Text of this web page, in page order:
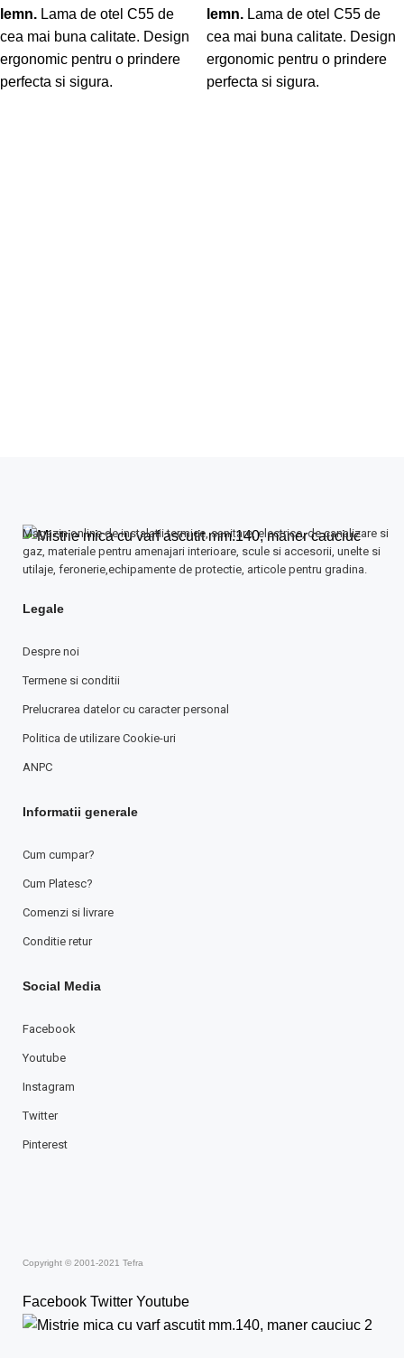
lemn. Lama de otel C55 de
cea mai buna calitate. Design
ergonomic pentru o prindere
perfecta si sigura.
lemn. Lama de otel C55 de
cea mai buna calitate. Design
ergonomic pentru o prindere
perfecta si sigura.
Magazin online de instalatii termice, sanitare, electrice, de canalizare si
gaz, materiale pentru amenajari interioare, scule si accesorii, unelte si
utilaje, feronerie,echipamente de protectie, articole pentru gradina.
Legale
Despre noi
Termene si conditii
Prelucrarea datelor cu caracter personal
Politica de utilizare Cookie-uri
ANPC
Informatii generale
Cum cumpar?
Cum Platesc?
Comenzi si livrare
Conditie retur
Social Media
Facebook
Youtube
Instagram
Twitter
Pinterest
Copyright © 2001-2021 Tefra
Facebook Twitter Youtube